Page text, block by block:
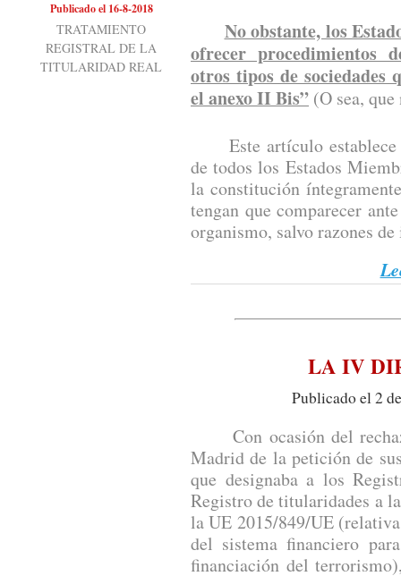
Publicado el 16-8-2018
TRATAMIENTO
REGISTRAL DE LA
TITULARIDAD REAL
No obstante, los
ofrecer procedimientos
otros tipos de sociedades
el anexo II Bis” (O sea,
Este artículo establece
de todos los Estados
la constitución
tengan que comparecer
organismo, salvo razones
LA IV
Publicado el 2
Con ocasión del
Madrid de la petición de
que designaba a los
Registro de titularidades a
la UE 2015/849/UE
del sistema financiero
financiación del